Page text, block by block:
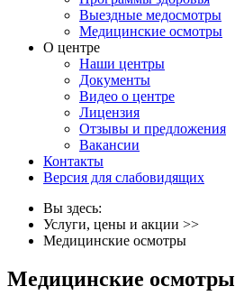
Выездные медосмотры
Медицинские осмотры
О центре
Наши центры
Документы
Видео о центре
Лицензия
Отзывы и предложения
Вакансии
Контакты
Версия для слабовидящих
Вы здесь:
Услуги, цены и акции >>
Медицинские осмотры
Медицинские осмотры